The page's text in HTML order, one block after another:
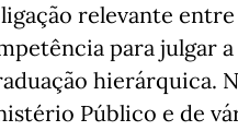
relevante
para julgar
hierárquica.
Público e de